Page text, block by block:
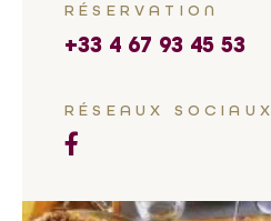
RÉSERVATION
+33 4 67 93 45 53
RÉSEAUX SOCIAUX